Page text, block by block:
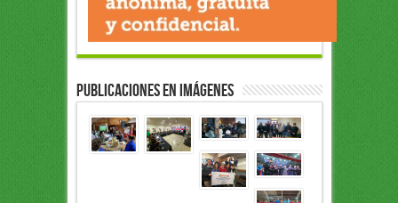
Publicaciones en Imágenes